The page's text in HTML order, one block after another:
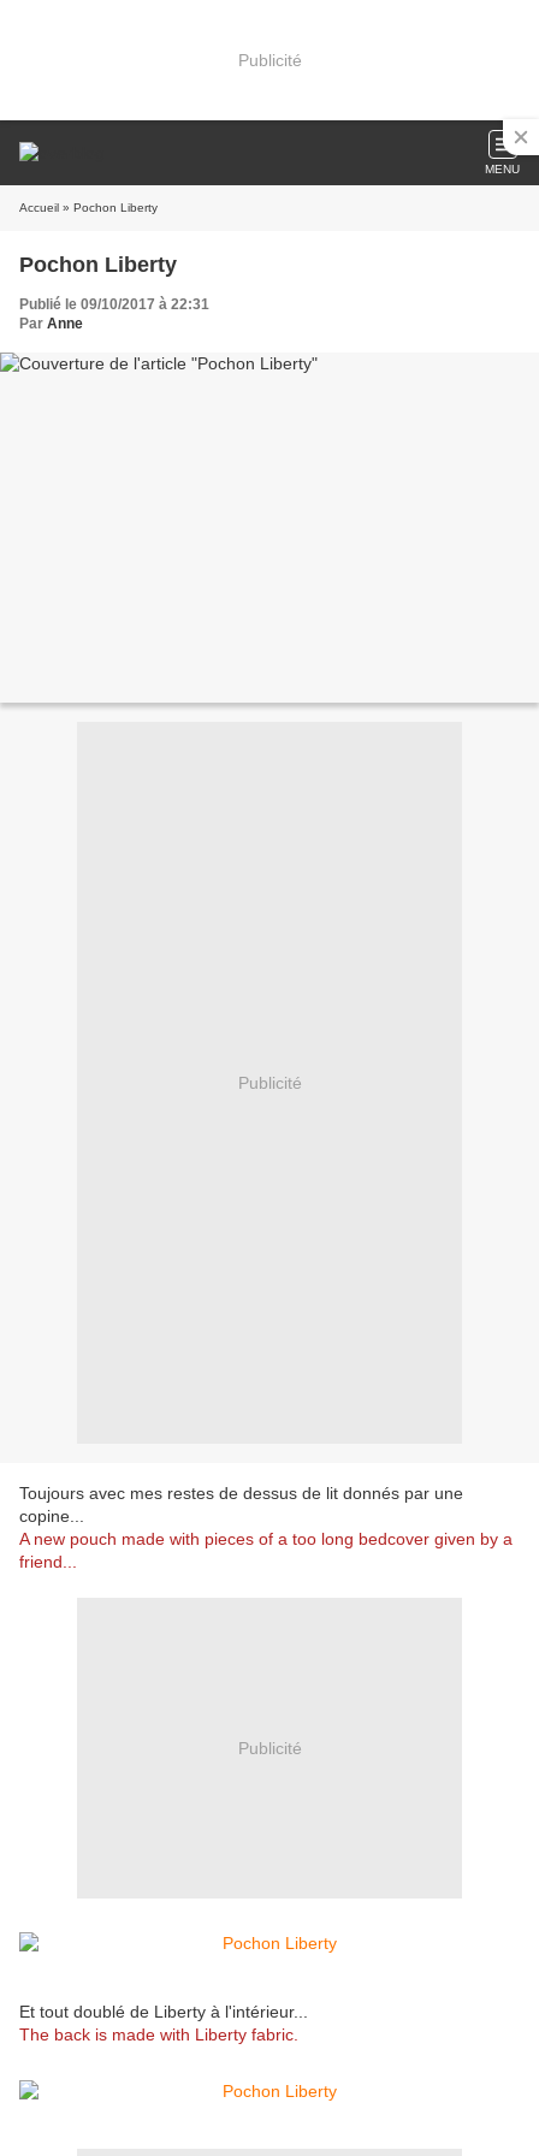
Publicité
MENU
Accueil » Pochon Liberty
Pochon Liberty
Publié le 09/10/2017 à 22:31
Par Anne
Publicité
Toujours avec mes restes de dessus de lit donnés par une
copine...
A new pouch made with pieces of a too long bedcover given by a
friend...
Publicité
Et tout doublé de Liberty à l'intérieur...
The back is made with Liberty fabric.